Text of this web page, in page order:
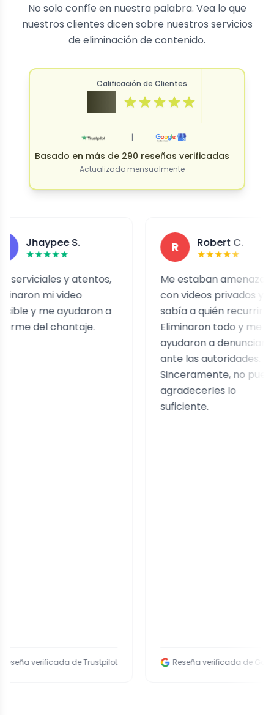
No solo confíe en nuestra palabra. Vea lo que
nuestros clientes dicen sobre nuestros servicios
de eliminación de contenido.
Calificación de Clientes
|
Basado en más de 290 reseñas verificadas
Actualizado mensualmente
S.
y atentos,
mi video
me ayudaron a
chantaje.
verificada de Trustpilot
Robert C.
Me estaban amenazando
con videos privados y no
sabía a quién recurrir.
Eliminaron todo y me
ayudaron a denunciarlo
ante las autoridades.
Sinceramente, no puedo
agradecerles lo
suficiente.
Reseña verificada de Google